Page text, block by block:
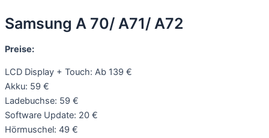
Samsung A 70/ A71/ A72
Preise:
LCD Display + Touch: Ab 139 €
Akku: 59 €
Ladebuchse: 59 €
Software Update: 20 €
Hörmuschel: 49 €